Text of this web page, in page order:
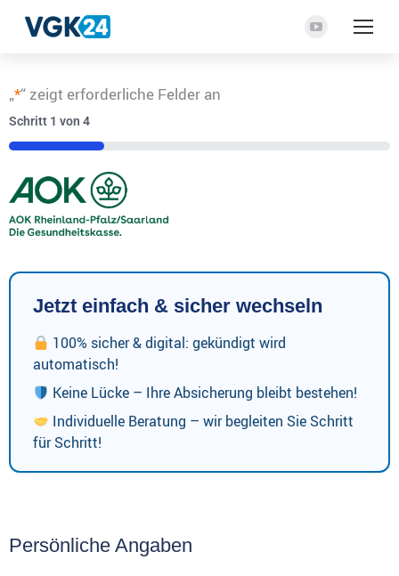
YouTube
neuen
„*“ zeigt erforderliche Felder an
Schritt 1 von 4
25%
Jetzt einfach & sicher wechseln
100% sicher & digital: gekündigt wird
automatisch!
Keine Lücke – Ihre Absicherung bleibt bestehen!
Individuelle Beratung – wir begleiten Sie Schritt
für Schritt!
Persönliche Angaben